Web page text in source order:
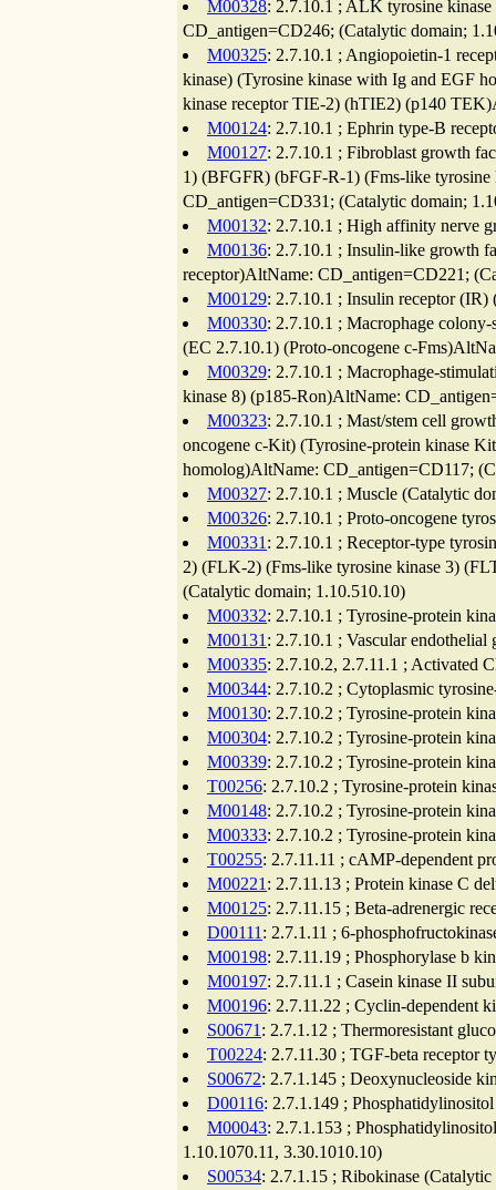
M00328: 2.7.10.1 ; ALK tyrosine
CD_antigen=CD246; (Catalytic domain;
M00325: 2.7.10.1 ; Angiopoietin-1
kinase) (Tyrosine kinase with Ig and EGF
kinase receptor TIE-2) (hTIE2) (p140
M00124: 2.7.10.1 ; Ephrin type-B
M00127: 2.7.10.1 ; Fibroblast growth
1) (BFGFR) (bFGF-R-1) (Fms-like
CD_antigen=CD331; (Catalytic domain;
M00132: 2.7.10.1 ; High affinity nerve
M00136: 2.7.10.1 ; Insulin-like growth
receptor)AltName: CD_antigen=CD221;
M00129: 2.7.10.1 ; Insulin receptor
M00330: 2.7.10.1 ; Macrophage
(EC 2.7.10.1) (Proto-oncogene c-
M00329: 2.7.10.1 ; Macrophage-
kinase 8) (p185-Ron)AltName:
M00323: 2.7.10.1 ; Mast/stem cell
oncogene c-Kit) (Tyrosine-protein kinase
homolog)AltName: CD_antigen=CD117;
M00327: 2.7.10.1 ; Muscle (Catalytic
M00326: 2.7.10.1 ; Proto-oncogene
M00331 : 2.7.10.1 ; Receptor-type
2) (FLK-2) (Fms-like tyrosine kinase 3)
(Catalytic domain; 1.10.510.10)
M00332: 2.7.10.1 ; Tyrosine-protein
M00131 : 2.7.10.1 ; Vascular
M00335: 2.7.10.2, 2.7.11.1 ; Activated
M00344: 2.7.10.2 ; Cytoplasmic
M00130: 2.7.10.2 ; Tyrosine-protein
M00304: 2.7.10.2 ; Tyrosine-protein
M00339: 2.7.10.2 ; Tyrosine-protein
T00256: 2.7.10.2 ; Tyrosine-protein
M00148: 2.7.10.2 ; Tyrosine-protein
M00333: 2.7.10.2 ; Tyrosine-protein
T00255: 2.7.11.11 ; cAMP-dependent
M00221 : 2.7.11.13 ; Protein kinase C
M00125: 2.7.11.15 ; Beta-adrenergic
D00111 : 2.7.1.11 ; 6-
M00198: 2.7.11.19 ; Phosphorylase b
M00197: 2.7.11.1 ; Casein kinase II
M00196: 2.7.11.22 ; Cyclin-dependent
S00671 : 2.7.1.12 ; Thermoresistant
T00224: 2.7.11.30 ; TGF-beta receptor
S00672: 2.7.1.145 ; Deoxynucleoside
D00116: 2.7.1.149 ;
M00043: 2.7.1.153 ;
1.10.1070.11, 3.30.1010.10)
S00534: 2.7.1.15 ; Ribokinase